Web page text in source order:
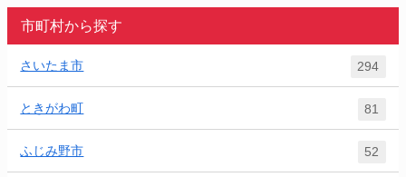
市町村から探す
さいたま市 294
ときがわ町 81
ふじみ野市 52